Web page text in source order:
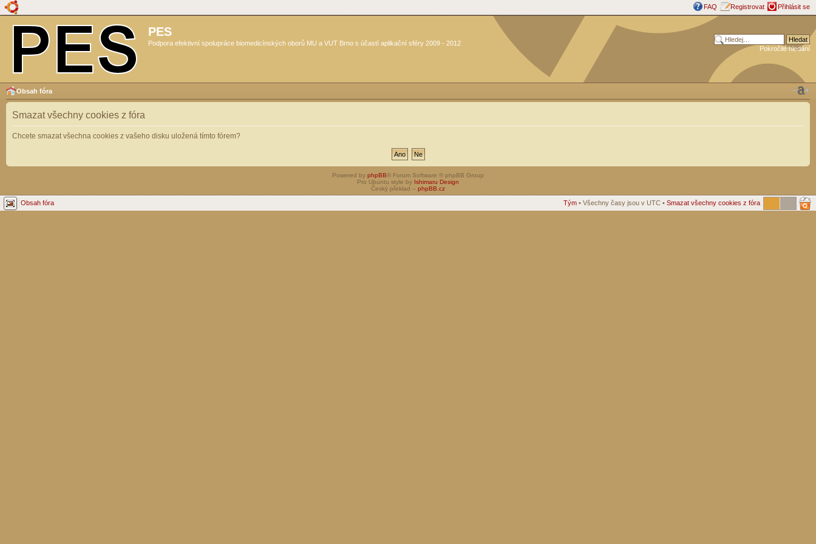
FAQ Registrovat Přihlásit se
PES
Podpora efektivní spolupráce biomedicínských oborů MU a VUT Brno s účastí aplikační sféry 2009 - 2012
Pokročilé hledání
Obsah fóra
Smazat všechny cookies z fóra
Chcete smazat všechna cookies z vašeho disku uložená tímto fórem?
Powered by phpBB® Forum Software © phpBB Group
Pro Ubuntu style by Ishimaru Design
Český překlad – phpBB.cz
Obsah fóra Tým • Všechny časy jsou v UTC • Smazat všechny cookies z fóra